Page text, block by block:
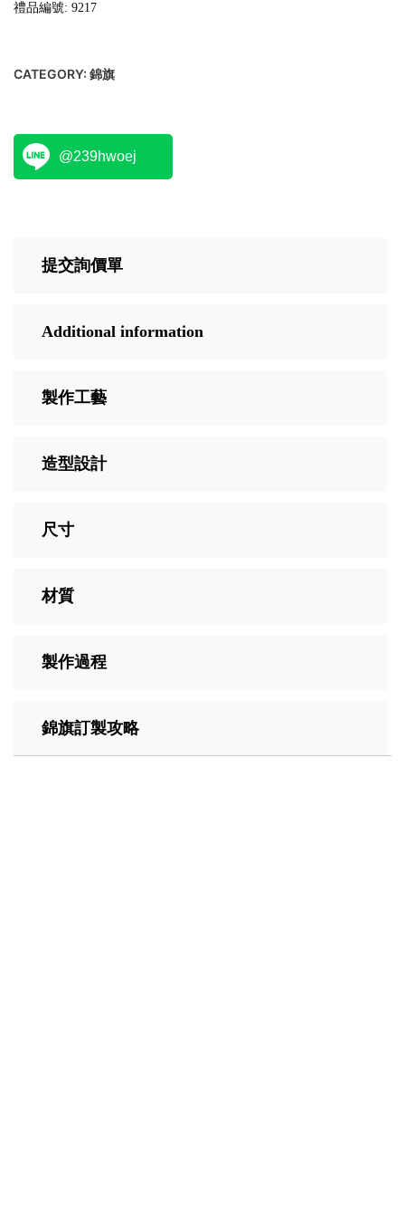
禮品編號: 9217
CATEGORY: 錦旗
@239hwoej
提交詢價單
Additional information
製作工藝
造型設計
尺寸
材質
製作過程
錦旗訂製攻略